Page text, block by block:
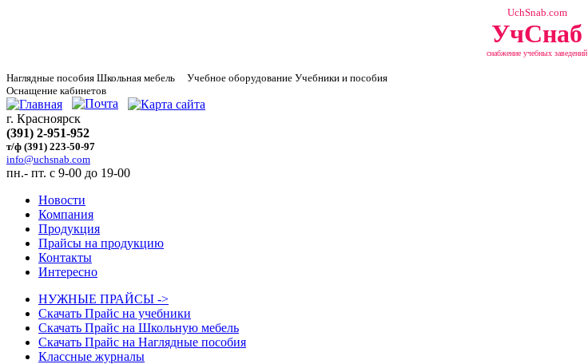
UchSnab.com
УчСнаб
снабжение учебных заведений
Наглядные пособия Школьная мебель Учебное оборудование Учебники и пособия
Оснащение кабинетов
г. Красноярск
(391) 2-951-952
т/ф (391) 223-50-97
info@uchsnab.com
пн.- пт. с 9-00 до 19-00
Новости
Компания
Продукция
Прайсы на продукцию
Контакты
Интересно
НУЖНЫЕ ПРАЙСЫ ->
Скачать Прайс на учебники
Скачать Прайс на Школьную мебель
Скачать Прайс на Наглядные пособия
Классные журналы